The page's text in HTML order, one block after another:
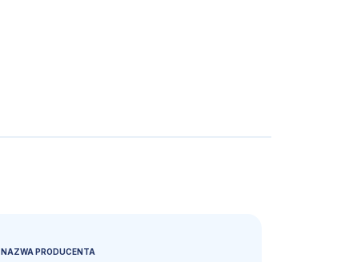
NAZWA PRODUCENTA